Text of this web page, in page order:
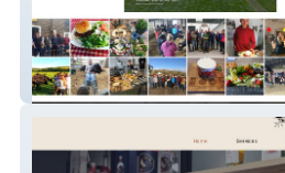
ÓTuama Tours